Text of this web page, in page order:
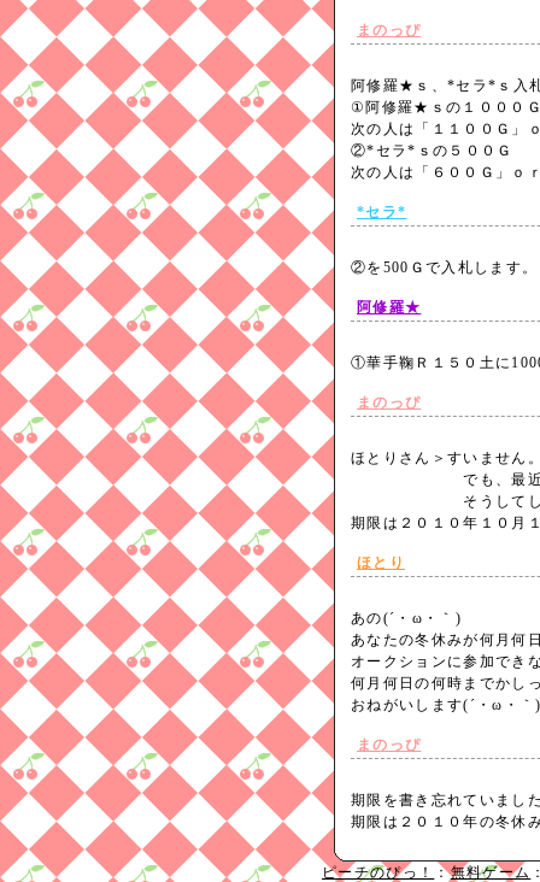
まのっぴ
阿修羅★ｓ、*セラ*ｓ入
①阿修羅★ｓの１０００
次の人は「１１００Ｇ」
②*セラ*ｓの５００Ｇ
次の人は「６００Ｇ」
*セラ*
②を500Ｇで入札します
阿修羅★
①華手鞠Ｒ１５０土に
まのっぴ
ほとりさん＞すいません
でも、最近ＩＮで
そうしてしま
期限は２０１０年１０
ほとり
あの(´・ω・｀)
あなたの冬休みが何月何
オークションに参加でき
何月何日の何時までかし
おねがいします(´・ω・
まのっぴ
期限を書き忘れていまし
期限は２０１０年の冬
ピーチのぴっ！ ：無料ゲーム